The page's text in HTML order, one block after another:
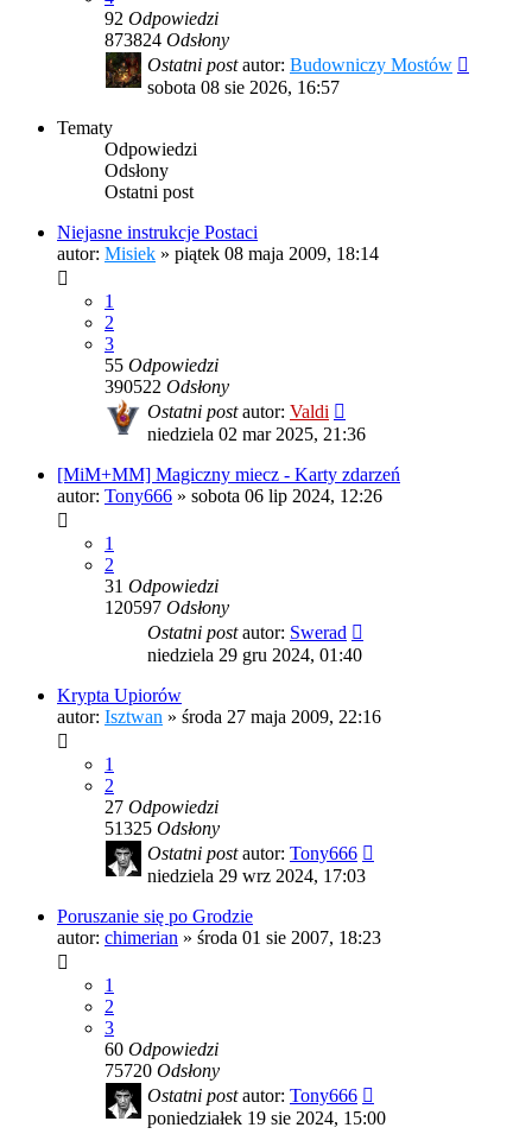
92 Odpowiedzi
873824 Odsłony
Ostatni postautor: Budowniczy Mostów
sobota 08 sie 2026, 16:57
Tematy
Odpowiedzi
Odsłony
Ostatni post
Niejasne instrukcje Postaci
autor: Misiek » piątek 08 maja 2009, 18:14
1
2
3
55 Odpowiedzi
390522 Odsłony
Ostatni postautor: Valdi
niedziela 02 mar 2025, 21:36
[MiM+MM] Magiczny miecz - Karty zdarzeń
autor: Tony666 » sobota 06 lip 2024, 12:26
1
2
31 Odpowiedzi
120597 Odsłony
Ostatni postautor: Swerad
niedziela 29 gru 2024, 01:40
Krypta Upiorów
autor: Isztwan » środa 27 maja 2009, 22:16
1
2
27 Odpowiedzi
51325 Odsłony
Ostatni postautor: Tony666
niedziela 29 wrz 2024, 17:03
Poruszanie się po Grodzie
autor: chimerian » środa 01 sie 2007, 18:23
1
2
3
60 Odpowiedzi
75720 Odsłony
Ostatni postautor: Tony666
poniedziałek 19 sie 2024, 15:00